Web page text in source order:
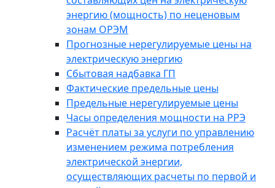
энергию (мощность) по неценовым
зонам ОРЭМ
Прогнозные нерегулируемые цены на
электрическую энергию
Сбытовая надбавка ГП
Фактические предельные цены
Предельные нерегулируемые цены
Часы определения мощности на РРЭ
Расчёт платы за услуги по управлению
изменением режима потребления
электрической энергии,
осуществляющих расчеты по первой и